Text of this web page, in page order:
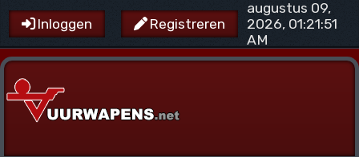
Inloggen Registreren
augustus 09,
2026, 01:21:51
AM